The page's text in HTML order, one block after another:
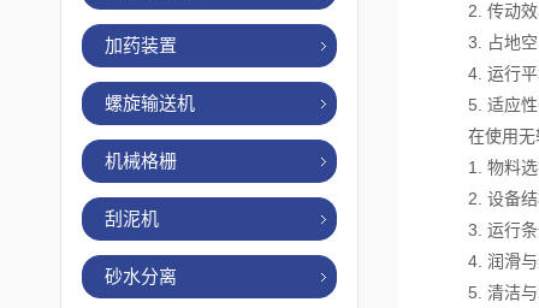
加药装置
螺旋输送机
机械格栅
刮泥机
砂水分离
2. 传动效率
3. 占地空间
4. 运行平稳
5. 适应性强
在使用无
1. 物料选择
2. 设备结构
3. 运行条件
4. 润滑与维
5. 清洁与堵